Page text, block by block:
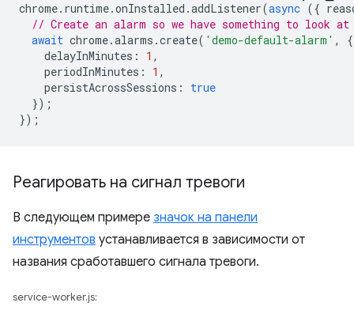
chrome. runtime.onInstalled .addListener(async ({
// Create an alarm so we have something to look at
await chrome.alarms .create( 'demo-default-alarm' ,
{
delayInMinutes : 1 ,
periodInMinutes : 1 ,
persistAcrossSessions :
true
});
});
Реагировать на сигнал тревоги
В следующем примере значок на панели
инструментов устанавливается в зависимости от
названия сработавшего сигнала тревоги.
service-worker.js: